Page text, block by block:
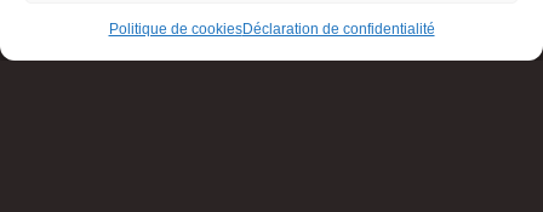
Politique de cookiesDéclaration de confidentialité